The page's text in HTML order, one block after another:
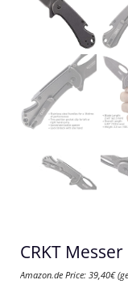
CRKT
Amazon.de Price: 39,40€